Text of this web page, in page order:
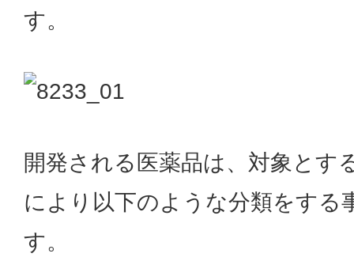
す。
開発される医薬品は、対象とす
により以下のような分類をする
す。